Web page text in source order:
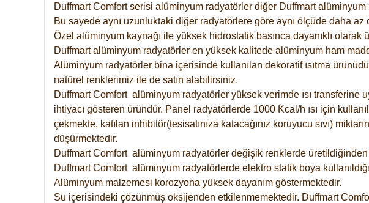
Duffmart Comfort serisi alüminyum radyatörler diğer Duffmart
Bu sayede aynı uzunluktaki diğer radyatörlere göre aynı ölçüde daha az
Özel alüminyum kaynağı ile yüksek hidrostatik basınca dayanıklı
Duffmart alüminyum radyatörler en yüksek kalitede alüminyum ham
Alüminyum radyatörler bina içerisinde kullanılan dekoratif ısıtma
natürel renklerimiz ile de satın alabilirsiniz.
Duffmart Comfort alüminyum radyatörler yüksek verimde ısı transferine
ihtiyacı gösteren üründür. Panel radyatörlerde 1000 Kcal/h ısı için
çekmekte, katılan inhibitör(tesisatınıza katacağınız koruyucu sıvı)
düşürmektedir.
Duffmart Comfort alüminyum radyatörler değişik renklerde
DuffmartComfort alüminyum radyatörlerde elektro statik boya
Alüminyum malzemesi korozyona yüksek dayanım göstermektedir.
Su içerisindeki çözünmüş oksijenden etkilenmemektedir. Duffmart